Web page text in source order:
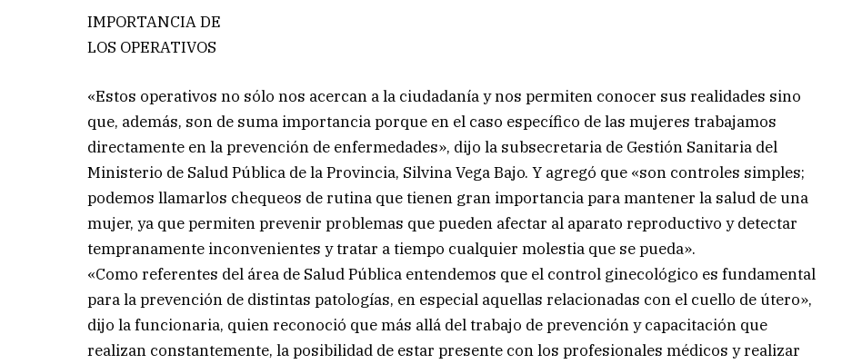
IMPORTANCIA DE
LOS OPERATIVOS
«Estos operativos no sólo nos acercan a la ciudadanía y nos permiten conocer sus realidades sino
que, además, son de suma importancia porque en el caso específico de las mujeres trabajamos
directamente en la prevención de enfermedades», dijo la subsecretaria de Gestión Sanitaria del
Ministerio de Salud Pública de la Provincia, Silvina Vega Bajo. Y agregó que «son controles simples;
podemos llamarlos chequeos de rutina que tienen gran importancia para mantener la salud de una
mujer, ya que permiten prevenir problemas que pueden afectar al aparato reproductivo y detectar
tempranamente inconvenientes y tratar a tiempo cualquier molestia que se pueda».
«Como referentes del área de Salud Pública entendemos que el control ginecológico es fundamental
para la prevención de distintas patologías, en especial aquellas relacionadas con el cuello de útero»,
dijo la funcionaria, quien reconoció que más allá del trabajo de prevención y capacitación que
realizan constantemente, la posibilidad de estar presente con los profesionales médicos y realizar